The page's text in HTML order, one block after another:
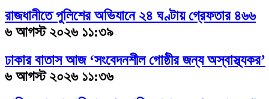
রাজধানীতে পুলিশের অভিযানে ২৪ ঘণ্টায় গ্রেফতার ৪৬৬
৬ আগস্ট ২০২৬ ১১:৩৯
ঢাকার বাতাস আজ ‘সংবেদনশীল গোষ্ঠীর জন্য অস্বাস্থ্যকর’
৬ আগস্ট ২০২৬ ১১:৩৬